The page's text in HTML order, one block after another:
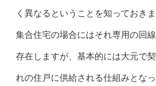
く異なるということを知っておきま
集合住宅の場合にはそれ専用の回
存在しますが、基本的には大元で
れの住戸に供給される仕組みとなっ